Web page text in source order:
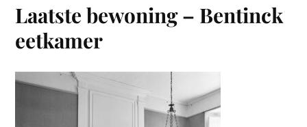
Laatste bewoning – Bentinck
eetkamer